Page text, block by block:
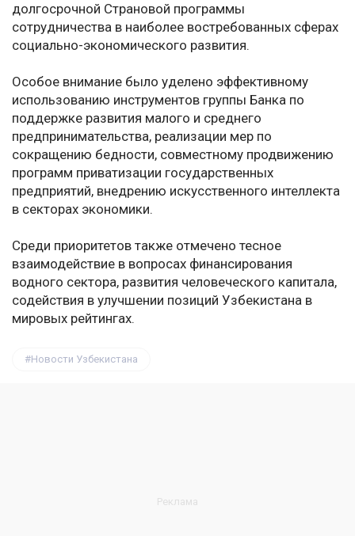
долгосрочной Страновой программы
сотрудничества в наиболее востребованных сферах
социально-экономического развития.
Особое внимание было уделено эффективному
использованию инструментов группы Банка по
поддержке развития малого и среднего
предпринимательства, реализации мер по
сокращению бедности, совместному продвижению
программ приватизации государственных
предприятий, внедрению искусственного интеллекта
в секторах экономики.
Среди приоритетов также отмечено тесное
взаимодействие в вопросах финансирования
водного сектора, развития человеческого капитала,
содействия в улучшении позиций Узбекистана в
мировых рейтингах.
Новости Узбекистана